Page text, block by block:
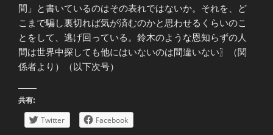
間」と書いているのはその表れではないか。それを、ど
こまで騙し裏切れば気が済むのかと思わせるくらいのこ
とをして、逃げ回っている。鈴木のような恩知らずの人
間は世界中探しても他にはいないのは間違いない〗（関
係者より）（以下次号）
共有:
Twitter Facebook